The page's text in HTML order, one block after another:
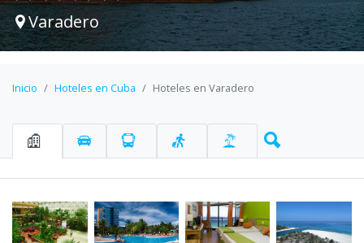
Varadero
Inicio Hoteles en Cuba Hoteles en Varadero